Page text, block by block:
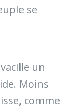
se
un
Moins
comme